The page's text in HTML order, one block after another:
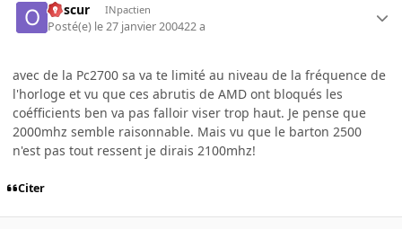
obscur INpactien
Posté(e) le 27 janvier 200422 a
avec de la Pc2700 sa va te limité au niveau de la fréquence de
l'horloge et vu que ces abrutis de AMD ont bloqués les
coéfficients ben va pas falloir viser trop haut. Je pense que
2000mhz semble raisonnable. Mais vu que le barton 2500
n'est pas tout ressent je dirais 2100mhz!
Citer